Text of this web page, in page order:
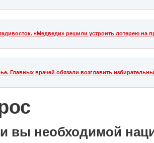
«Медведи» решили устроить лотерею на
Главных врачей обязали возглавить
вы необходимой